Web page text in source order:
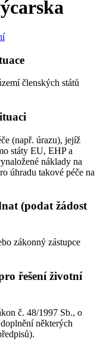
členských států
(např. úrazu), jejíž
státy EU, EHP a
náklady na
úhradu takové péče na
(podat žádost
zákonný zástupce
řešení životní
č. 48/1997 Sb., o
některých